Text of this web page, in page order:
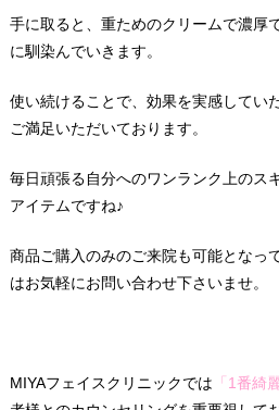
手に取ると、重ためのクリームで濃厚
に馴染んでいきます。
使い続けることで、効果を実感してい
ご満足いただいております。
毎日頑張る自分へのワンランク上のス
アイテムですね♪
商品ご購入のみのご来院も可能となっ
はお気軽にお問い合わせ下さいませ。
MIYAフェイスクリニックでは 「1番綺